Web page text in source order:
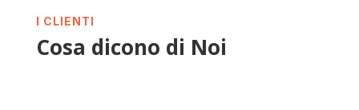
I CLIENTI
Cosa dicono di Noi